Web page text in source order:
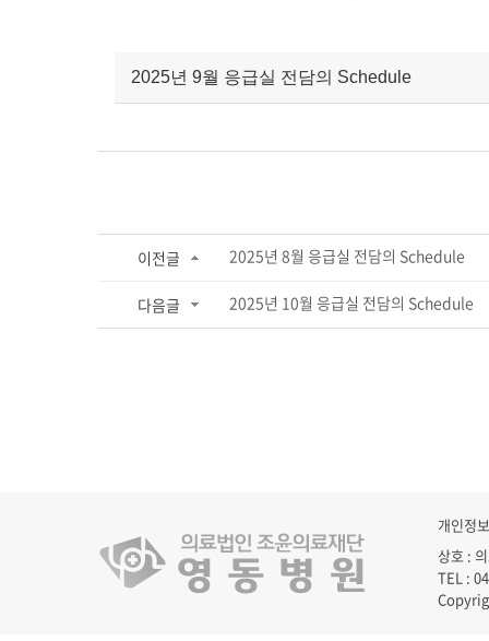
2025년 9월 응급실 전담의 Schedule
이전글 2025년 8월 응급실 전담의 Schedule
다음글 2025년 10월 응급실 전담의 Schedule
개인정
상호 :
TEL :